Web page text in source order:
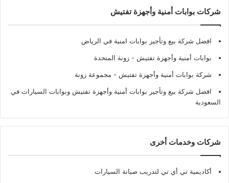
شركات بوابات أمنية وأجهزة تفتيش
افضل شركة بيع وتأجير بوابات امنية في الرياض
بوابات أمنية وأجهزة تفتيش - زونة المتحدة
شركة بوابات أمنية وأجهزة تفتيش - مجموعة زونة
افضل شركة بيع وتأجير بوابات أمنية وأجهزة تفتيش وبوابات السيارات في
السعودية
شركات وخدمات أخرى
أكاديمية تي أي تي لتدريب صيانة السيارات